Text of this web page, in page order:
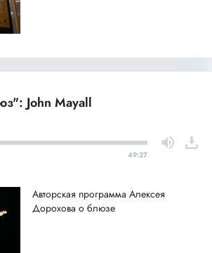
John Mayall
49:27
Авторская программа Алексея
Дорохова о блюзе